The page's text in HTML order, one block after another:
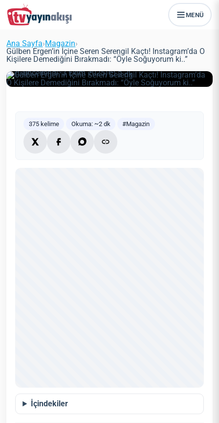
MENÜ
Ana Sayfa›Magazin›
Gülben Ergen’in İçine Seren Serengil Kaçtı! Instagram’da O
Kişilere Demediğini Bırakmadı: “Öyle Soğuyorum ki..”
Gülben Ergen’in İçine Seren
Serengil Kaçtı! Instagram’da O
“Öyle Soğuyorum ki..”
Zeynep Öztürk Magazin
25 Ocak 2022
(Güncellendi: 3 Ekim 2025)
2 dk
375 kelime Okuma: ~2 dk #Magazin
İçindekiler